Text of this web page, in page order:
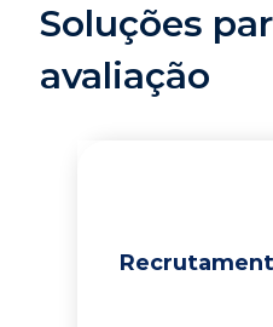
Soluções
avaliação